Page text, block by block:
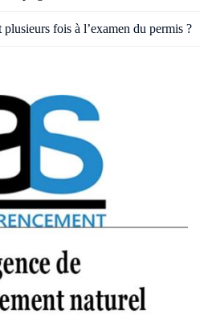
fois à l’examen du permis ?